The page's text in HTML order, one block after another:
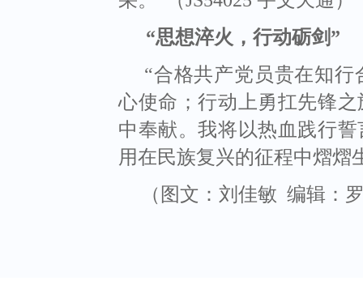
“思想淬火，行动砺剑”
“合格共产党员贵在知
心使命；行动上勇扛先锋
中奉献。我将以热血践行
用在民族复兴的征程中熠熠
（图文：刘佳敏 编辑：